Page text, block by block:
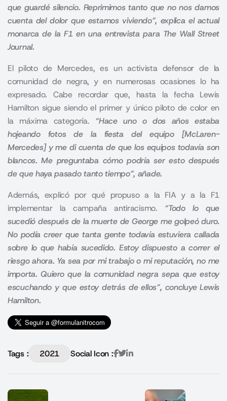
que guardé silencio. Reprimimos tanto que no nos damos
cuenta del dolor que estamos viviendo”, explica el actual
monarca de la F1 en una entrevista para The Wall Street
Journal.
El piloto de Mercedes,es un activista defensor de la
comunidad de negra, y en numerosas ocasiones lo ha
expresado. Cabe recordar que, hasta la fecha Lewis
Hamilton sigue siendo el primer y único piloto de color en
la máxima categoría. “Hace uno o dos años estaba
hojeando fotos de la fiesta del equipo [McLaren-
Mercedes] y me di cuenta de que los equipos todavía son
blancos. Me preguntaba cómo podría ser esto después
de que haya pasado tanto tiempo”, añade.
Además, explicó por qué propuso a la FIA y a la F1
implementar la campaña antiracismo. “Todo lo que
sucedió después de la muerte de George me golpeó duro.
No podía creer que tanta gente todavía estuviera callada
sobre lo que había sucedido. Estoy dispuesto a correr el
riesgo ahora. Ya sea por mi trabajo o mi reputación, no me
importa. Quiero que la comunidad negra sepa que estoy
escuchando y que estoy detrás de ellos”, concluye Lewis
Hamilton.
Tags : 2021 Social Icon :